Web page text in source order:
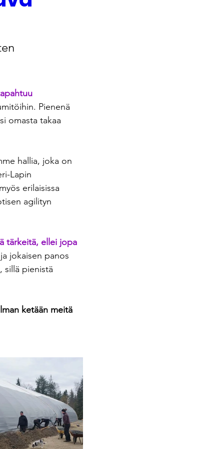
Pienenä
omasta takaa
hallia, joka on
Lapin
erilaisissa
agilityn
tärkeitä, ellei jopa
jokaisen panos
sillä pienistä
ketään meitä